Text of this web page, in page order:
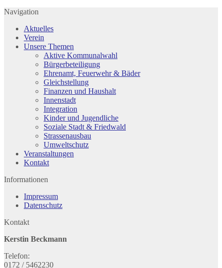
Navigation
Aktuelles
Verein
Unsere Themen
Aktive Kommunalwahl
Bürgerbeteiligung
Ehrenamt, Feuerwehr & Bäder
Gleichstellung
Finanzen und Haushalt
Innenstadt
Integration
Kinder und Jugendliche
Soziale Stadt & Friedwald
Strassenausbau
Umweltschutz
Veranstaltungen
Kontakt
Informationen
Impressum
Datenschutz
Kontakt
Kerstin Beckmann
Telefon:
0172 / 5462230